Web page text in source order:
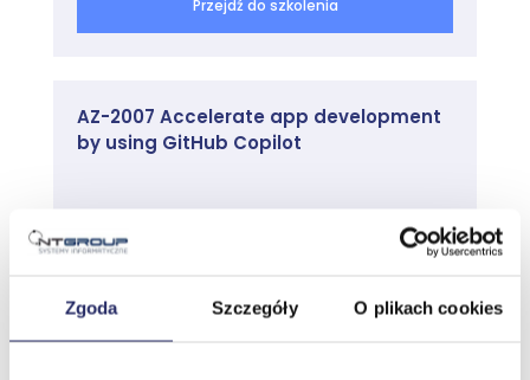
Zgoda Szczegóły O plikach cookies
wdrażania rozproszonego środowiska AD DS oraz
procedurę konfigurowania zaufań AD DS.
Przegląd zaawansowanych wdrożeń AD DS
Wdrażanie rozproszonego środowiska AD
Konfigurowanie zaufań AD DS
Lab: Zarządzanie domenami i zaufaniem w AD
Wdrażanie zaufania lasów
Wdrażanie domen podrzędnych w AD DS
Przejdź do szkolenia
AZ-2007 Accelerate app development
by using GitHub Copilot
Najbliższy termin:
Cena katalogowa:
1400,00 zł netto